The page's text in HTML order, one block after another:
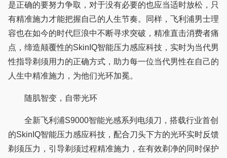
是正确的要努力争取，对于没有必要的也应当适时放松，只
有精准施力才能把握自己的人生节奏。同样，飞利浦男士理
容也在如今的时代巨浪中不断寻求突破，精准直击消费者痛
点，缔造颠覆性的SkinIQ智能压力感应科技，实时为当代男
性指导剃须用力的正确方式，助力每一位当代男性在自己的
人生中精准施力，为他们光环加冕。
随肌智变，自带光环
全新飞利浦S9000智能光感系列电须刀，搭载行业首创
的SkinIQ智能压力感应科技，配合刀头下方的光环实时反馈
剃须压力，引导剃须过程精准施力，在有效剃净的同时保护